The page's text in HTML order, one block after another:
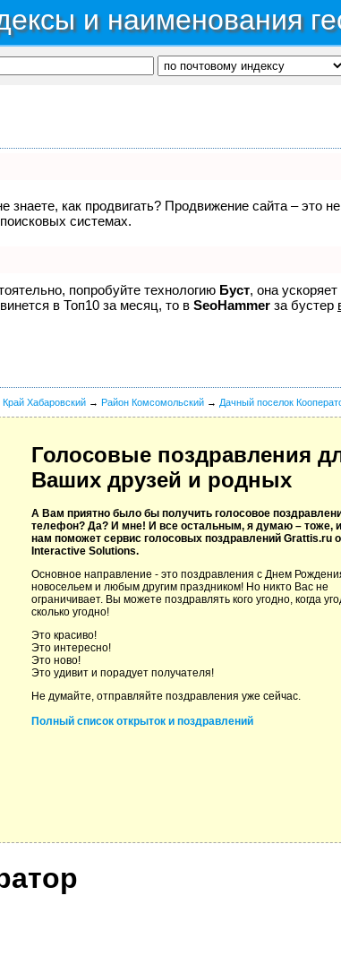
и наименования
знаете, как продвигать? Продвижение сайта –
системах.
попробуйте технологию Буст, она
в Топ10 за месяц, то в SeoHammer за бустер
Край Хабаровский → Район Комсомольский → Дачный поселок
Голосовые поздравления
Ваших друзей и родных
А Вам приятно было бы получить голосовое
телефон? Да? И мне! И все остальным, я думаю – тоже,
нам поможет сервис голосовых поздравлений Grattis.ru
Interactive Solutions.
Основное направление - это поздравления с Днем
новосельем и любым другим праздником! Но никто Вас не
ограничивает. Вы можете поздравлять кого угодно, когда
сколько угодно!
Это красиво!
Это интересно!
Это ново!
Это удивит и порадует получателя!
Не думайте, отправляйте поздравления уже сейчас.
Полный список открыток и поздравлений